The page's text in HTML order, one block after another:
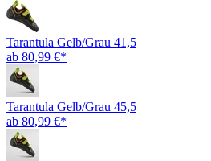
Tarantula Gelb/Grau 41,5
ab 80,99 €*
Tarantula Gelb/Grau 45,5
ab 80,99 €*